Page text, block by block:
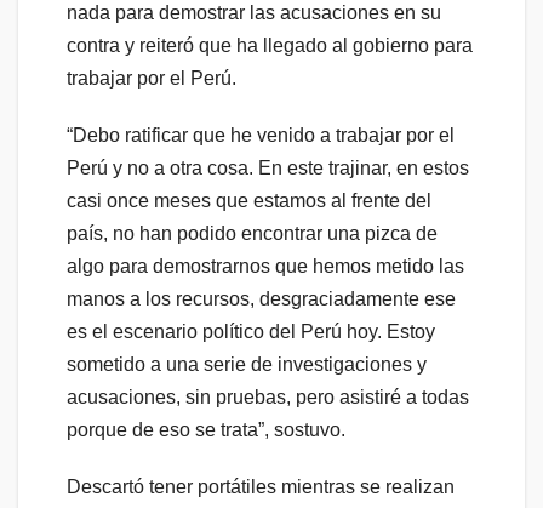
nada para demostrar las acusaciones en su
contra y reiteró que ha llegado al gobierno para
trabajar por el Perú.
“Debo ratificar que he venido a trabajar por el
Perú y no a otra cosa. En este trajinar, en estos
casi once meses que estamos al frente del
país, no han podido encontrar una pizca de
algo para demostrarnos que hemos metido las
manos a los recursos, desgraciadamente ese
es el escenario político del Perú hoy. Estoy
sometido a una serie de investigaciones y
acusaciones, sin pruebas, pero asistiré a todas
porque de eso se trata”, sostuvo.
Descartó tener portátiles mientras se realizan